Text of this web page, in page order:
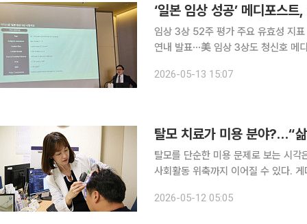
‘일본 임상 성공’ 메디포스트
임상 3상 52주 평가 주요 유효성 지
연내 발표⋯美 임상 3상도 청신호 메디포스트의 무릎 골관절염 치료제 ‘카티스템’이 일본 임상 3상
사는 계획대로 연내 일본 품목허가를
2026-05-13 15:07
탈모 치료가 미용 분야?…“
탈모를 단순한 미용 문제로 보는 시
사회활동 위축까지 이어질 수 있다.
분당서울대병원 피부과 교수를 만나
2026-05-12 05:05